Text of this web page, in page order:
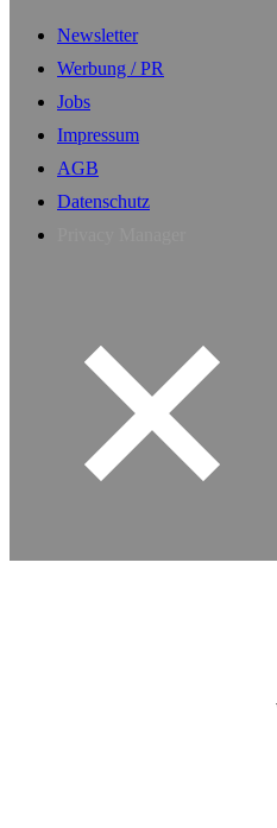
Newsletter
Werbung / PR
Jobs
Impressum
AGB
Datenschutz